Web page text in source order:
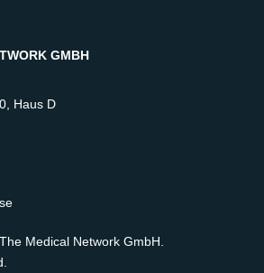
GMBH
Haus D
Medical Network GmbH.